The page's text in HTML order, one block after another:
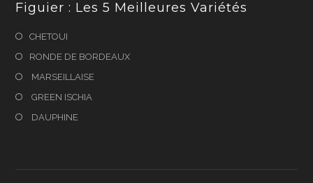
Figuier : Les 5 Meilleures Variétés
CHETOUI
RONDE DE BORDEAUX
MARSEILLAISE
GREEN ISCHIA
DAUPHINE